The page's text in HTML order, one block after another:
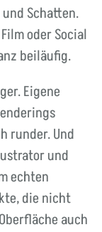
Schatten.
oder Social
beiläufig.
Eigene
runder. Und
und
echten
die nicht
auch